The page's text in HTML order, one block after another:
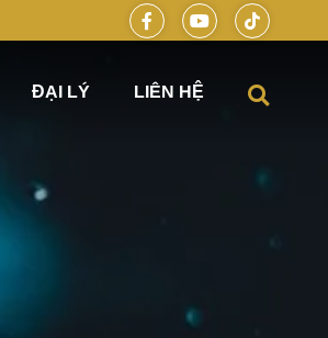
ĐẠI LÝ LIÊN HỆ